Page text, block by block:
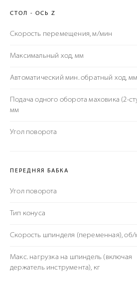
СТОЛ - ОСЬ Z
Скорость перемещения, м/мин
Максимальный ход, мм
Автоматический мин. обратный ход, мм
Подача одного оборота маховика (2-
мм
Угол поворота
ПЕРЕДНЯЯ БАБКА
Угол поворота
Тип конуса
Скорость шпинделя (переменная), об/
Макс. нагрузка на шпиндель (включая
держатель инструмента), кг